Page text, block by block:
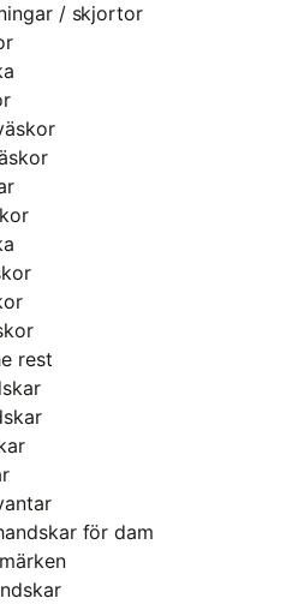
/ skjortor
rest
för dam